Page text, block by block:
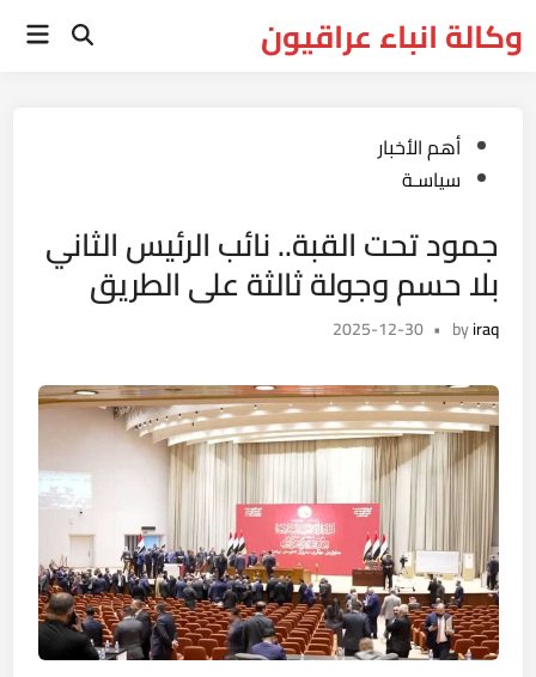
toوكالة انباء عراقيون Open
Posted
in
أهم الأخبار
سياسـة
جمود تحت القبة.. نائب الرئيس الثاني
بلا حسم وجولة ثالثة على الطريق
byiraq
•
2025-12-30